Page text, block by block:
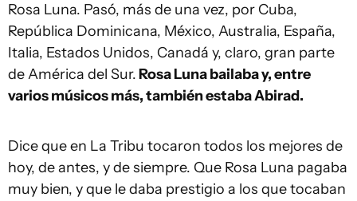
Rosa Luna. Pasó, más de una vez, por Cuba,
República Dominicana, México, Australia, España,
Italia, Estados Unidos, Canadá y, claro, gran parte
de América del Sur.Rosa Luna bailaba y, entre
varios músicos más, también estaba Abirad.
Dice que en La Tribu tocaron todos los mejores de
hoy, de antes, y de siempre. Que Rosa Luna pagaba
muy bien, y que le daba prestigio a los que tocaban